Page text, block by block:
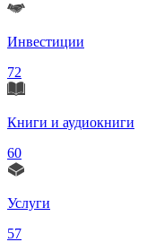
Инвестиции
72
Книги и аудиокниги
60
Услуги
57